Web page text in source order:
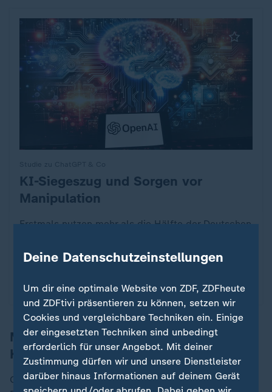
:KI-Siegeszug und Sorgen vor
Manipulation
Erstmals nutzen mehr als die Hälfte der Deutschen
etabliert. Doch bleiben Sorgen - über falsche
von Mischa Erhardt
Mehrere Parteien haben Regeln an
Kandidaten kommuniziert
Gegenüber ZDFheute geben Grüne, Linke und SPD an,
Deine Datenschutzeinstellungen
Um dir eine optimale Website von ZDF, ZDFheute
und ZDFtivi präsentieren zu können, setzen wir
Cookies und vergleichbare Techniken ein. Einige
der eingesetzten Techniken sind unbedingt
erforderlich für unser Angebot. Mit deiner
Zustimmung dürfen wir und unsere Dienstleister
darüber hinaus Informationen auf deinem Gerät